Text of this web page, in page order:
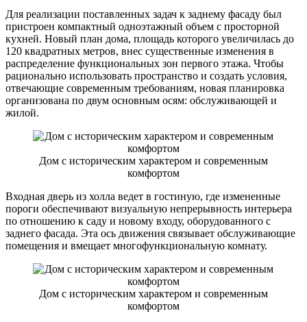
Для реализации поставленных задач к заднему фасаду был
пристроен компактный одноэтажный объем с просторной
кухней. Новый план дома, площадь которого увеличилась до
120 квадратных метров, внес существенные изменения в
распределение функциональных зон первого этажа. Чтобы
рационально использовать пространство и создать условия,
отвечающие современным требованиям, новая планировка
организована по двум основным осям: обслуживающей и
жилой.
Дом с историческим характером и современным
комфортом
Входная дверь из холла ведет в гостиную, где измененные
пороги обеспечивают визуальную непрерывность интерьера
по отношению к саду и новому входу, оборудованного с
заднего фасада. Эта ось движения связывает обслуживающие
помещения и вмещает многофункциональную комнату.
Дом с историческим характером и современным
комфортом